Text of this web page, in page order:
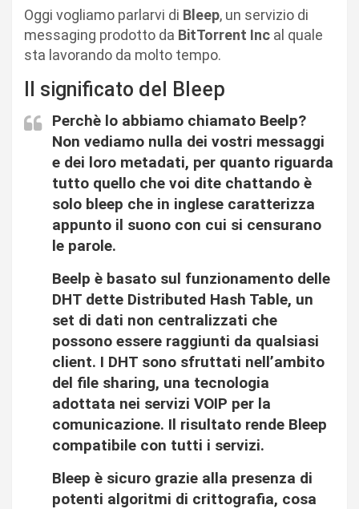
Oggi vogliamo parlarvi di Bleep, un servizio di
messaging prodotto da BitTorrent Inc al quale
sta lavorando da molto tempo.
Il significato del Bleep
Perchè lo abbiamo chiamato Beelp?
Non vediamo nulla dei vostri messaggi
e dei loro metadati, per quanto riguarda
tutto quello che voi dite chattando è
solo bleep che in inglese caratterizza
appunto il suono con cui si censurano
le parole.
Beelp è basato sul funzionamento delle
DHT dette Distributed Hash Table, un
set di dati non centralizzati che
possono essere raggiunti da qualsiasi
client. I DHT sono sfruttati nell’ambito
del file sharing, una tecnologia
adottata nei servizi VOIP per la
comunicazione. Il risultato rende Bleep
compatibile con tutti i servizi.
Bleep è sicuro grazie alla presenza di
potenti algoritmi di crittografia, cosa